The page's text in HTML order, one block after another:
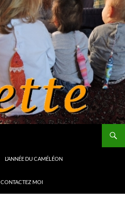
L’ANNÉE DU CAMÉLÉON
CONTACTEZ MOI